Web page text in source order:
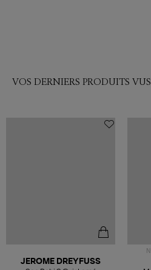
VOS DERNIERS PRODUITS VUS
JEROME DREYFUSS